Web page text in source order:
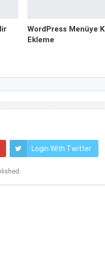
WordPress Menüye
Ekleme
Login With Twitter